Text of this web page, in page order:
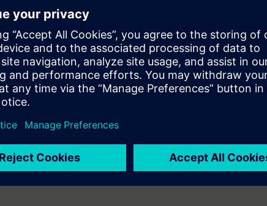
intervención y detección de fallos, conociendo las bases de la
de configuración, programación y control, mediante la
control en accionamientos, control de posición y sincronización de
eléctricos CA y variadores de frecuencia/velocidad SINAMICS, con